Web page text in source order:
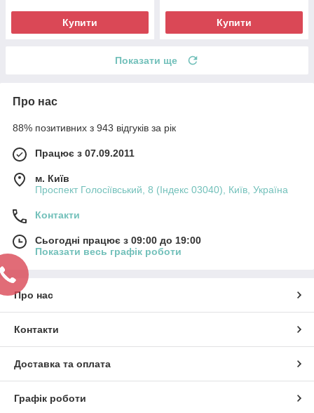
Купити Купити
Показати ще
Про нас
88% позитивних з 943 відгуків за рік
Працює з 07.09.2011
м. Київ
Проспект Голосіївський, 8 (Індекс 03040), Київ, Україна
Контакти
Сьогодні працює з 09:00 до 19:00
Показати весь графік роботи
Про нас
Контакти
Доставка та оплата
Графік роботи